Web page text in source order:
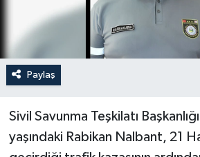
Paylaş
Sivil Savunma Teşkilatı
yaşındaki Rabikan Nalbant, 21